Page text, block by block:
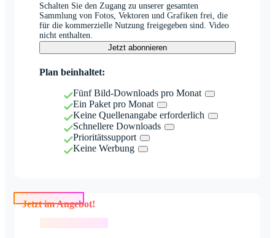
Schalten Sie den Zugang zu unserer gesamten
Sammlung von Fotos, Vektoren und Grafiken frei, die
für die kommerzielle Nutzung freigegeben sind. Video
nicht enthalten.
Jetzt abonnieren
Plan beinhaltet:
Fünf Bild-Downloads pro Monat
Ein Paket pro Monat
Keine Quellenangabe erforderlich
Schnellere Downloads
Prioritätssupport
Keine Werbung
Jetzt im Angebot!